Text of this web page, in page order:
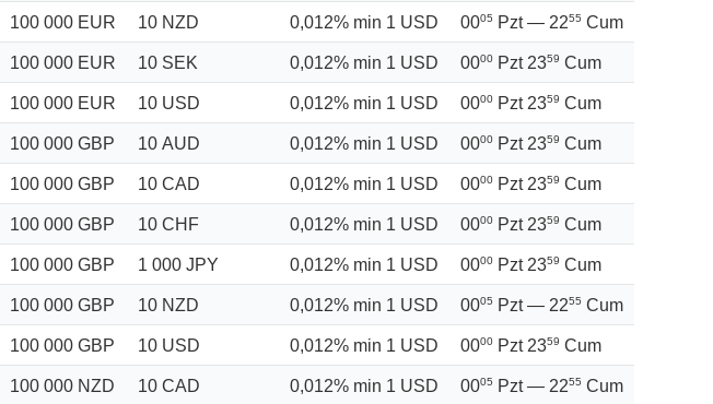
100 000 EUR 10 NZD 0,012% min 1 USD 0005 Pzt — 2255 Cum
100 000 EUR 10 SEK 0,012% min 1 USD 0000 Pzt 2359 Cum
100 000 EUR 10 USD 0,012% min 1 USD 0000 Pzt 2359 Cum
100 000 GBP 10 AUD 0,012% min 1 USD 0000 Pzt 2359 Cum
100 000 GBP 10 CAD 0,012% min 1 USD 0000 Pzt 2359 Cum
100 000 GBP 10 CHF 0,012% min 1 USD 0000 Pzt 2359 Cum
100 000 GBP 1 000 JPY 0,012% min 1 USD 0000 Pzt 2359 Cum
100 000 GBP 10 NZD 0,012% min 1 USD 0005 Pzt — 2255 Cum
100 000 GBP 10 USD 0,012% min 1 USD 0000 Pzt 2359 Cum
100 000 NZD 10 CAD 0,012% min 1 USD 0005 Pzt — 2255 Cum